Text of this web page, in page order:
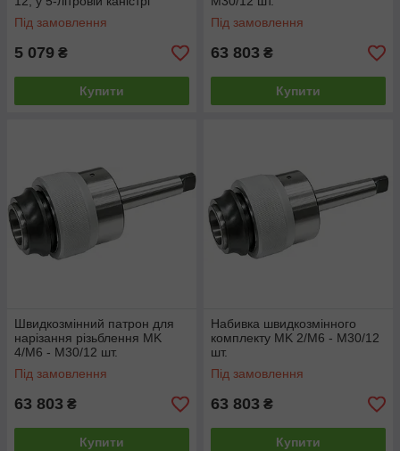
Під замовлення
5 079 ₴
Купити
Під замовлення
63 803 ₴
Купити
Швидкозмінний патрон для
нарізання різьблення MK
4/M6 - M30/12 шт.
Під замовлення
63 803 ₴
Купити
Набивка швидкозмінного
комплекту MK 2/M6 - M30/12
шт.
Під замовлення
63 803 ₴
Купити